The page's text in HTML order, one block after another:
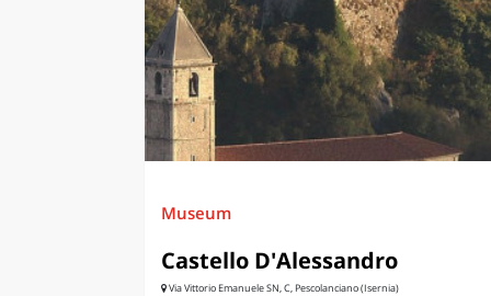
Museum
Castello D'Alessandro
Via Vittorio Emanuele SN, C, Pescolanciano (Isernia)